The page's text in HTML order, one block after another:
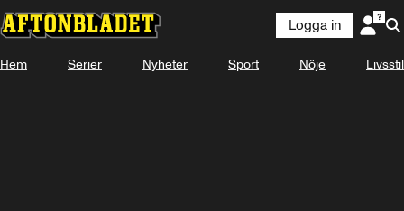
Logga in
Hem Serier Nyheter Sport Nöje Livsstil